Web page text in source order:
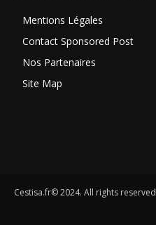
Mentions Légales
Contact Sponsored Post
Nos Partenaires
Site Map
Cestisa.fr© 2024. All rights reserved